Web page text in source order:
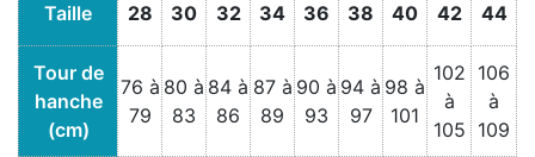
Taille 28 30 32 34 36 38 40 42 44
Tour de
hanche
(cm)
76 à
79
80 à
83
84 à
86
87 à
89
90 à
93
94 à
97
98 à
101
102
à
105
106
à
109